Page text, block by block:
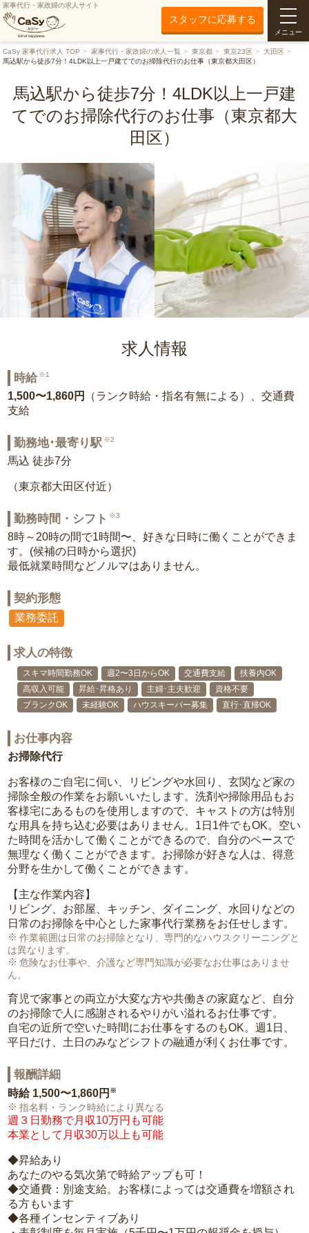
家事代行・家政婦の求人サイト
スタッフに応募する
メニュー
CaSy 家事代行求人 TOP 家事代行・家政婦の求人一覧 東京都 東京23区
大田区
馬込駅から徒歩7分！4LDK以上一戸建てでのお掃除代行のお仕事（東京都大田区）
馬込駅から徒歩7分！4LDK以上一戸建
てでのお掃除代行のお仕事（東京都大
田区）
求人情報
時給 ※1
1,500〜1,860円
（ランク時給・指名有無による）、交通費
支給
勤務地･最寄り駅 ※2
馬込 徒歩7分
（東京都大田区付近）
勤務時間・シフト ※3
8時～20時の間で1時間〜、好きな日時に働くことができま
す。(候補の日時から選択)
最低就業時間などノルマはありません。
契約形態
業務委託
求人の特徴
スキマ時間勤務OK 週2〜3日からOK 交通費支給
扶養内OK
高収入可能
昇給･昇格あり 主婦･主夫歓迎
資格不要
ブランクOK
未経験OK ハウスキーパー募集 直行･直帰OK
お仕事内容
お掃除代行
お客様のご自宅に伺い、リビングや水回り、玄関など家の
掃除全般の作業をお願いいたします。洗剤や掃除用品もお
客様宅にあるものを使用しますので、キャストの方は特別
な用具を持ち込む必要はありません。1日1件でもOK。空い
た時間を活かして働くことができるので、自分のペースで
無理なく働くことができます。お掃除が好きな人は、得意
分野を生かして働くことができます。
【主な作業内容】
リビング、お部屋、キッチン、ダイニング、水回りなどの
日常のお掃除を中心とした家事代行業務をお任せします。
作業範囲は日常のお掃除となり、専門的なハウスクリーニングと
は異なります。
危険なお仕事や、介護など専門知識が必要なお仕事はありませ
ん。
育児で家事との両立が大変な方や共働きの家庭など、自分
のお掃除で人に感謝されるやりがい溢れるお仕事です。
自宅の近所で空いた時間にお仕事をするのもOK。週1日、
平日だけ、土日のみなどシフトの融通が利くお仕事です。
報酬詳細
時給 1,500〜1,860円 ※
指名料・ランク時給により異なる
週３日勤務で月収10万円も可能
本業として月収30万以上も可能
◆昇給あり
あなたのやる気次第で時給アップも可！
◆交通費：別途支給。お客様によっては交通費を増額され
る方もいます
◆各種インセンティブあり